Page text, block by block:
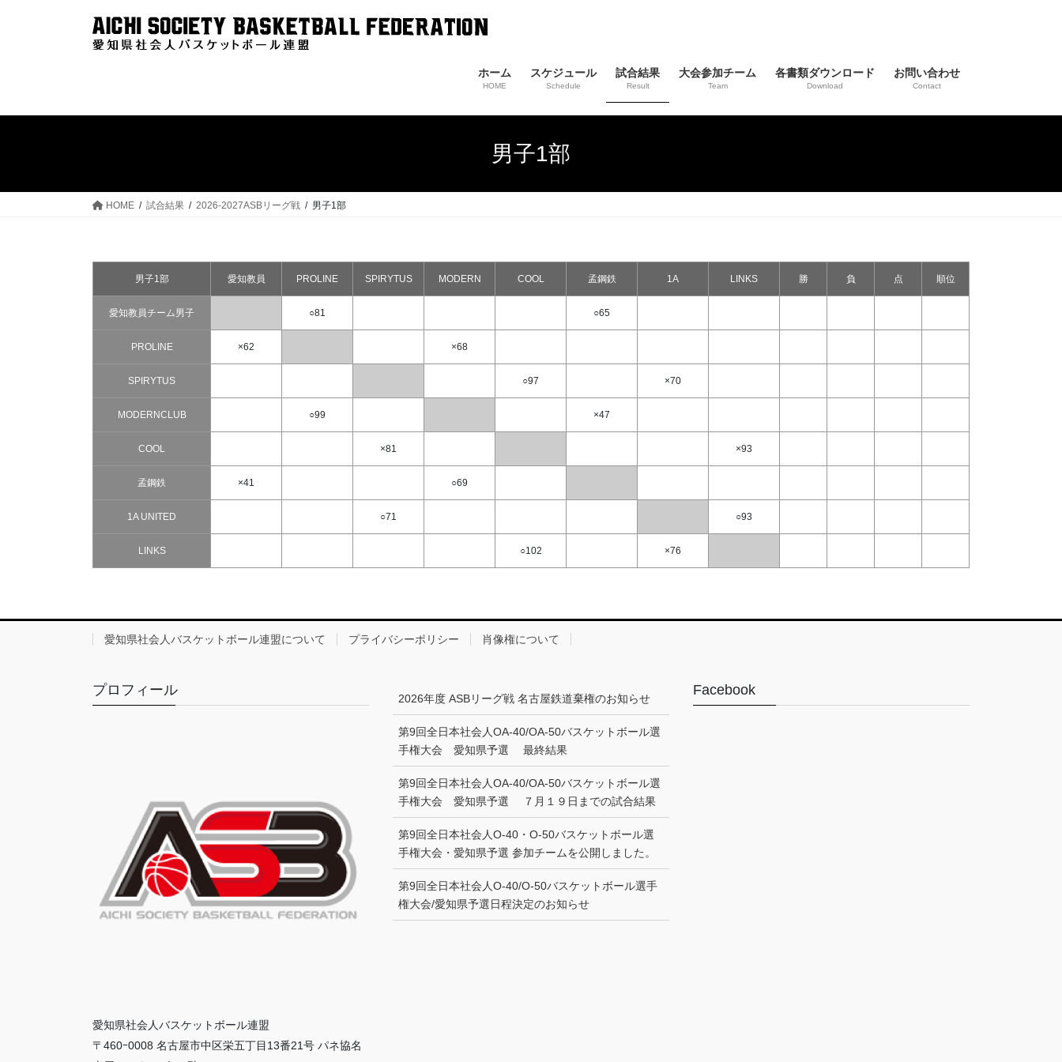
ホーム
HOME
スケジュール
Schedule
試合結果
Result
大会参加チーム
Team
各書類ダウンロード
Download
お問い合わせ
Contact
男子1部
HOME 試合結果 2026-2027ASBリーグ戦 男子1部
男子1部 愛知教員 PROLINE SPIRYTUS MODERN COOL 孟鋼鉄 1A LINKS 勝 負 点 順位
愛知教員チーム男子 ○81 ○65
PROLINE ×62 ×68
SPIRYTUS ○97 ×70
MODERNCLUB ○99 ×47
COOL ×81 ×93
孟鋼鉄 ×41 ○69
1A UNITED ○71 ○93
LINKS ○102 ×76
愛知県社会人バスケットボール連盟について プライバシーポリシー 肖像権について
プロフィール
愛知県社会人バスケットボール連盟
〒460ｰ0008 名古屋市中区栄五丁目13番21号 パネ協名
2026年度 ASBリーグ戦 名古屋鉄道棄権のお知らせ
第9回全日本社会人OA-40/OA-50バスケットボール選
手権大会 愛知県予選 最終結果
第9回全日本社会人OA-40/OA-50バスケットボール選
手権大会 愛知県予選 ７月１９日までの試合結果
第9回全日本社会人O-40・O-50バスケットボール選
手権大会・愛知県予選 参加チームを公開しました。
第9回全日本社会人O-40/O-50バスケットボール選手
権大会/愛知県予選日程決定のお知らせ
Facebook